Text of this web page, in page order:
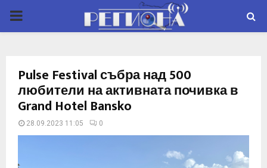
P
M
Pulse Festival събра над 500
любители на активната почивка в
Grand Hotel Bansko
28.09.2023 11:05 0